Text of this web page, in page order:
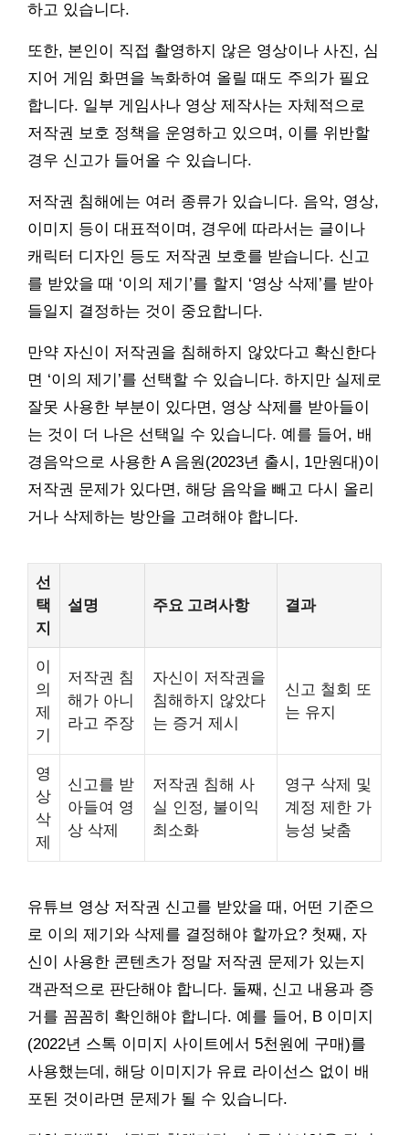
하고 있습니다.
또한, 본인이 직접 촬영하지 않은 영상이나 사진, 심
지어 게임 화면을 녹화하여 올릴 때도 주의가 필요
합니다. 일부 게임사나 영상 제작사는 자체적으로
저작권 보호 정책을 운영하고 있으며, 이를 위반할
경우 신고가 들어올 수 있습니다.
저작권 침해에는 여러 종류가 있습니다. 음악, 영상,
이미지 등이 대표적이며, 경우에 따라서는 글이나
캐릭터 디자인 등도 저작권 보호를 받습니다. 신고
를 받았을 때 ‘이의 제기’를 할지 ‘영상 삭제’를 받아
들일지 결정하는 것이 중요합니다.
만약 자신이 저작권을 침해하지 않았다고 확신한다
면 ‘이의 제기’를 선택할 수 있습니다. 하지만 실제로
잘못 사용한 부분이 있다면, 영상 삭제를 받아들이
는 것이 더 나은 선택일 수 있습니다. 예를 들어, 배
경음악으로 사용한 A 음원(2023년 출시, 1만원대)이
저작권 문제가 있다면, 해당 음악을 빼고 다시 올리
거나 삭제하는 방안을 고려해야 합니다.
선
택
지
설명 주요 고려사항 결과
이
의
제
기
저작권 침
해가 아니
라고 주장
자신이 저작권을
침해하지 않았다
는 증거 제시
신고 철회 또
는 유지
영
상
삭
제
신고를 받
아들여 영
상 삭제
저작권 침해 사
실 인정, 불이익
최소화
영구 삭제 및
계정 제한 가
능성 낮춤
유튜브 영상 저작권 신고를 받았을 때, 어떤 기준으
로 이의 제기와 삭제를 결정해야 할까요? 첫째, 자
신이 사용한 콘텐츠가 정말 저작권 문제가 있는지
객관적으로 판단해야 합니다. 둘째, 신고 내용과 증
거를 꼼꼼히 확인해야 합니다. 예를 들어, B 이미지
(2022년 스톡 이미지 사이트에서 5천원에 구매)를
사용했는데, 해당 이미지가 유료 라이선스 없이 배
포된 것이라면 문제가 될 수 있습니다.